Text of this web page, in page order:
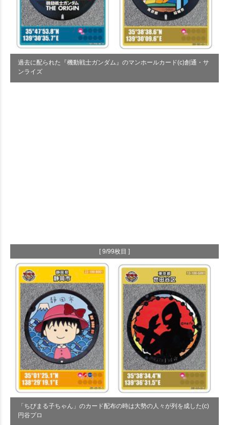
過去に配られた『機動戦士ガンダム』のマンホールカード(c)創通・サ
ンライズ
[ 9/99枚目 ]
「ちびまる子ちゃん」のカード配布の時は大勢の人々が列を成した(c)
円谷プロ